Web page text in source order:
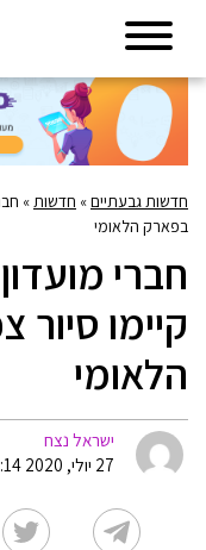
חדשות גבעתיים» חדשות »
בפארק הלאומי
חברי
קיימו
הלאומי
ישראל נצח
27 יולי, 2020 15:14